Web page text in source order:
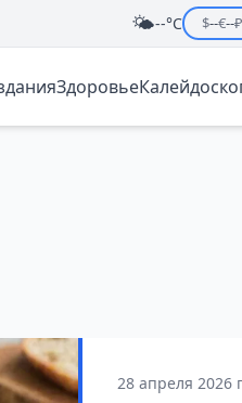
🌤️--°C $--€--₽
Здоровье
28 апреля 2026